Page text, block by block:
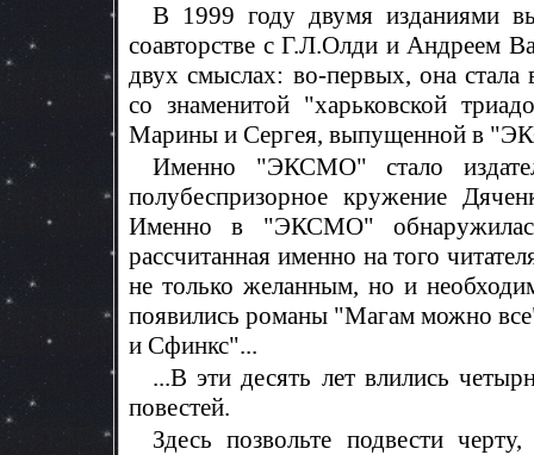
В 1999 году двумя изданиями
соавторстве с Г.Л.Олди и Андреем
двух смыслах: во-первых, она стала
со знаменитой "харьковской
Марины и Сергея, выпущенной в
Именно "ЭКСМО" стало
полубеспризорное кружение
Именно в "ЭКСМО"
рассчитанная именно на того
не только желанным, но и
появились романы "Магам можно
и Сфинкс"...
...В эти десять лет влились
повестей.
Здесь позвольте подвести